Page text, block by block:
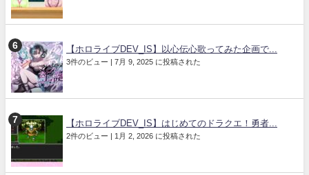
【ホロライブDEV_IS】以心伝心歌ってみた企画で...
3件のビュー | 7月 9, 2025 に投稿された
【ホロライブDEV_IS】はじめてのドラクエ！勇者...
2件のビュー | 1月 2, 2026 に投稿された